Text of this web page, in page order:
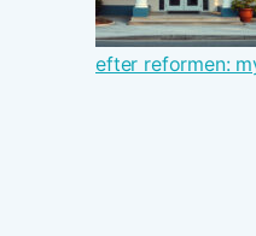
efter reformen: